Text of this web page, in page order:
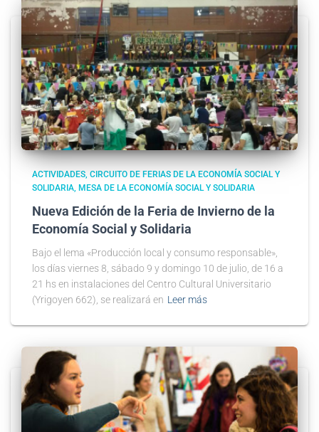
ACTIVIDADES CIRCUITO DE FERIAS DE LA ECONOMÍA SOCIAL Y
SOLIDARIA MESA DE LA ECONOMÍA SOCIAL Y SOLIDARIA
Nueva Edición de la Feria de Invierno de la
Economía Social y Solidaria
Bajo el lema «Producción local y consumo responsable»,
los días viernes 8, sábado 9 y domingo 10 de julio, de 16 a
21 hs en instalaciones del Centro Cultural Universitario
(Yrigoyen 662), se realizará en Leer más